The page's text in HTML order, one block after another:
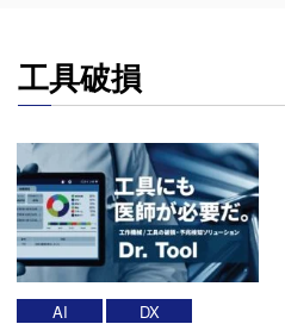
工具破損
AI DX